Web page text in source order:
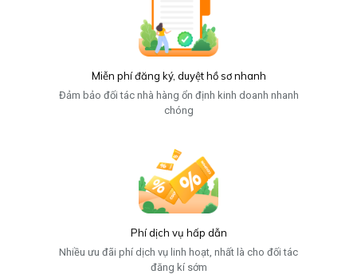
Miễn phí đăng ký, duyệt hồ sơ nhanh
Đảm bảo đối tác nhà hàng ổn định kinh doanh nhanh
chóng
Phí dịch vụ hấp dẫn
Nhiều ưu đãi phí dịch vụ linh hoạt, nhất là cho đối tác
đăng kí sớm